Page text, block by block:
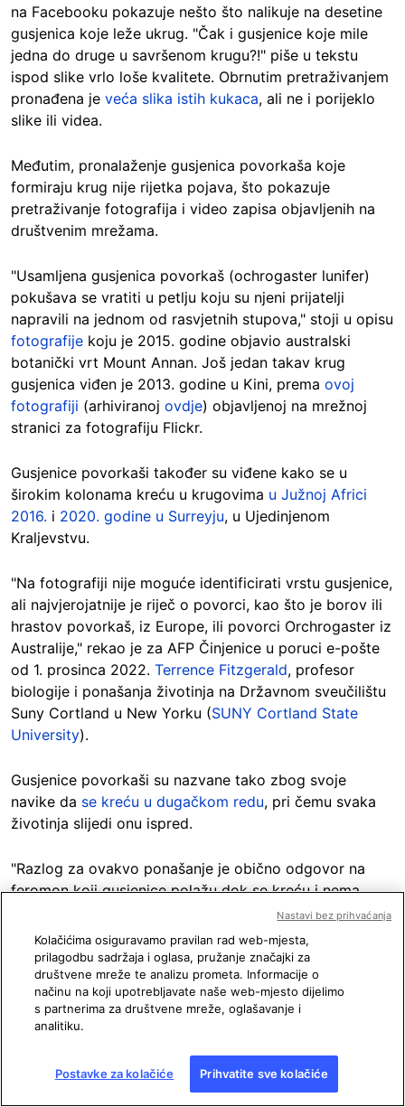
na Facebooku pokazuje nešto što nalikuje na desetine
gusjenica koje leže ukrug. "Čak i gusjenice koje mile
jedna do druge u savršenom krugu?!" piše u tekstu
ispod slike vrlo loše kvalitete. Obrnutim pretraživanjem
pronađena je veća slika istih kukaca, ali ne i porijeklo
slike ili videa.
Međutim, pronalaženje gusjenica povorkaša koje
formiraju krug nije rijetka pojava, što pokazuje
pretraživanje fotografija i video zapisa objavljenih na
društvenim mrežama.
"Usamljena gusjenica povorkaš (ochrogaster lunifer)
pokušava se vratiti u petlju koju su njeni prijatelji
napravili na jednom od rasvjetnih stupova," stoji u opisu
fotografije koju je 2015. godine objavio australski
botanički vrt Mount Annan. Još jedan takav krug
gusjenica viđen je 2013. godine u Kini, prema ovoj
fotografiji (arhiviranoj ovdje) objavljenoj na mrežnoj
stranici za fotografiju Flickr.
Gusjenice povorkaši također su viđene kako se u
širokim kolonama kreću u krugovima u Južnoj Africi
2016. i 2020. godine u Surreyju, u Ujedinjenom
Kraljevstvu.
"Na fotografiji nije moguće identificirati vrstu gusjenice,
ali najvjerojatnije je riječ o povorci, kao što je borov ili
hrastov povorkaš, iz Europe, ili povorci Orchrogaster iz
Australije," rekao je za AFP Činjenice u poruci e-pošte
od 1. prosinca 2022. Terrence Fitzgerald, profesor
biologije i ponašanja životinja na Državnom sveučilištu
Suny Cortland u New Yorku (SUNY Cortland State
University).
Gusjenice povorkaši su nazvane tako zbog svoje
navike da se kreću u dugačkom redu, pri čemu svaka
životinja slijedi onu ispred.
"Razlog za ovakvo ponašanje je obično odgovor na
feromon koji gusjenice polažu dok se kreću i nema
nikakve veze s elektromagnetskim valovima," rekao je
profesor Fitzgerald za AFP. One "povremeno mogu biti
nakratko zarobljene u kružnoj formaciji," dodao je.
Druga mogućnost je da se, zapravo, ne kreću. "Na
snimci izgleda da se gusjenice odmaraju zajedno, što je
formacija bi se vjerojatno raspala da se počnu kretati,"
Kolačićima osiguravamo pravilan rad web-mjesta,
prilagodbu sadržaja i oglasa, pružanje značajki za
društvene mreže te analizu prometa. Informacije o
načinu na koji upotrebljavate naše web-mjesto dijelimo
s partnerima za društvene mreže, oglašavanje i
analitiku.
Postavke za kolačiće Prihvatite sve kolačiće
Nastavi bez prihvaćanja